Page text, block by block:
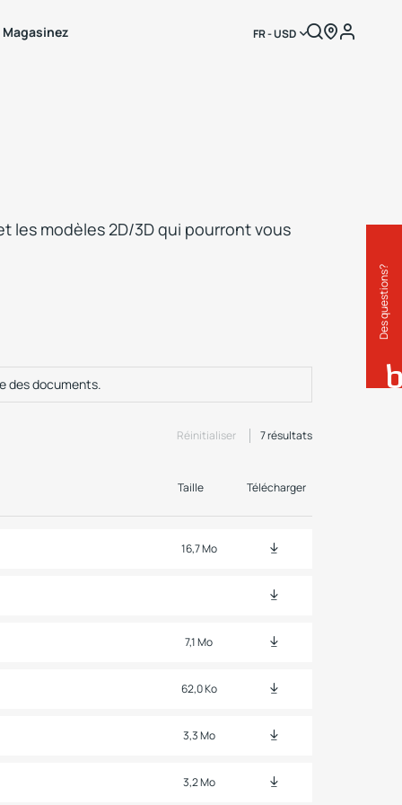
Magasinez FR - USD
les modèles 2D/3D qui pourront vous
des documents.
Réinitialiser 7résultats
Taille Télécharger
16,7 Mo
7,1 Mo
62,0 Ko
3,3 Mo
3,2 Mo
Des questions?